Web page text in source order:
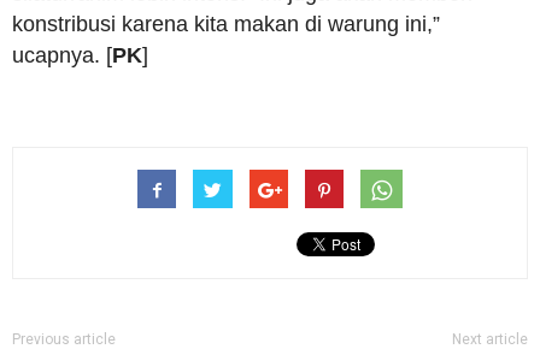
konstribusi karena kita makan di warung ini,”
ucapnya. [PK]
Previous article Next article